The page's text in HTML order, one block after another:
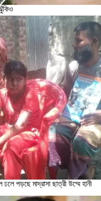
পড়ছে মাদ্রাসা ছাত্রী উম্মে হানী